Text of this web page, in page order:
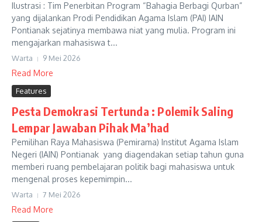
Ilustrasi : Tim Penerbitan Program “Bahagia Berbagi Qurban”
yang dijalankan Prodi Pendidikan Agama Islam (PAI) IAIN
Pontianak sejatinya membawa niat yang mulia. Program ini
mengajarkan mahasiswa t...
Warta 9 Mei 2026
Read More
Features
Pesta Demokrasi Tertunda : Polemik Saling
Lempar Jawaban Pihak Ma’had
Pemilihan Raya Mahasiswa (Pemirama) Institut Agama Islam
Negeri (IAIN) Pontianak yang diagendakan setiap tahun guna
memberi ruang pembelajaran politik bagi mahasiswa untuk
mengenal proses kepemimpin...
Warta 7 Mei 2026
Read More